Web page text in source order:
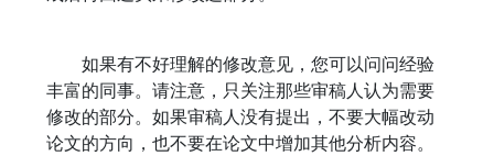
如果有不好理解的修改意见，您可以问问经验
丰富的同事。请注意，只关注那些审稿人认为需要
修改的部分。如果审稿人没有提出，不要大幅改动
论文的方向，也不要在论文中增加其他分析内容。